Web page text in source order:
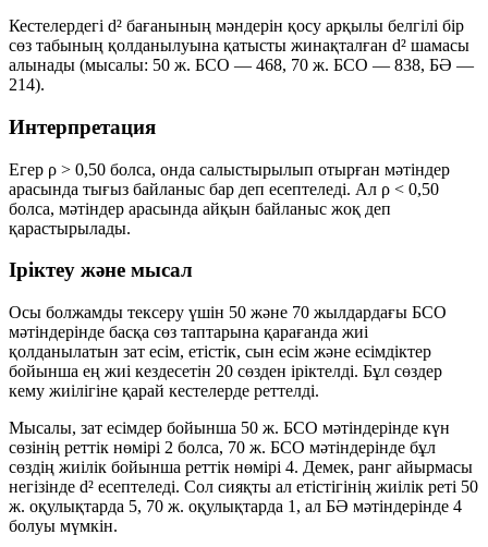
Кестелердегі d² бағанының мәндерін қосу арқылы белгілі бір
сөз табының қолданылуына қатысты жинақталған d² шамасы
алынады (мысалы: 50 ж. БСО — 468, 70 ж. БСО — 838, БӘ —
214).
Интерпретация
Егер ρ > 0,50 болса, онда салыстырылып отырған мәтіндер
арасында тығыз байланыс бар деп есептеледі. Ал ρ < 0,50
болса, мәтіндер арасында айқын байланыс жоқ деп
қарастырылады.
Іріктеу және мысал
Осы болжамды тексеру үшін 50 және 70 жылдардағы БСО
мәтіндерінде басқа сөз таптарына қарағанда жиі
қолданылатын зат есім, етістік, сын есім және есімдіктер
бойынша ең жиі кездесетін 20 сөзден іріктелді. Бұл сөздер
кему жиілігіне қарай кестелерде реттелді.
Мысалы, зат есімдер бойынша 50 ж. БСО мәтіндерінде күн
сөзінің реттік нөмірі 2 болса, 70 ж. БСО мәтіндерінде бұл
сөздің жиілік бойынша реттік нөмірі 4. Демек, ранг айырмасы
негізінде d² есептеледі. Сол сияқты ал етістігінің жиілік реті 50
ж. оқулықтарда 5, 70 ж. оқулықтарда 1, ал БӘ мәтіндерінде 4
болуы мүмкін.